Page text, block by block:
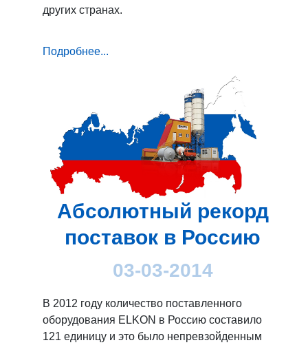
других странах.
Подробнее...
Абсолютный рекорд
поставок в Россию
03-03-2014
В 2012 году количество поставленного
оборудования ELKON в Россию составило
121 единицу и это было непревзойденным